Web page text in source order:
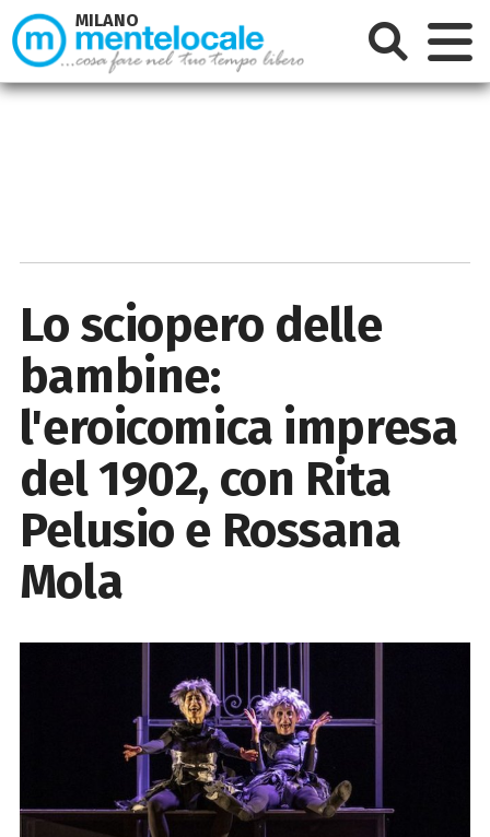
Lo sciopero delle
bambine:
l'eroicomica impresa
del 1902, con Rita
Pelusio e Rossana
Mola
MILANO